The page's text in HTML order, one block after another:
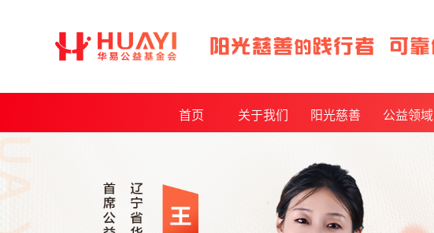
首页 关于我们
发起人介绍
理事会及监事会
阳光慈善
月度报告
审计报告
公益领域